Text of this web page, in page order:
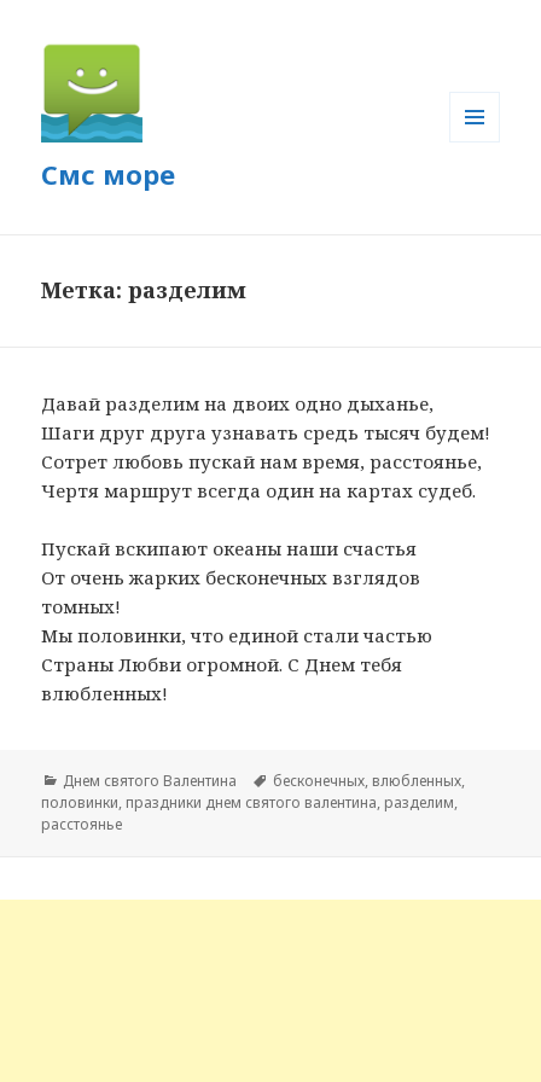
Смс море
Метка: разделим
Давай разделим на двоих одно дыханье,
Шаги друг друга узнавать средь тысяч будем!
Сотрет любовь пускай нам время, расстоянье,
Чертя маршрут всегда один на картах судеб.
Пускай вскипают океаны наши счастья
От очень жарких бесконечных взглядов
томных!
Мы половинки, что единой стали частью
Страны Любви огромной. С Днем тебя
влюбленных!
Рубрики
Днем святого Валентина Метки
бесконечных, влюбленных,
половинки, праздники днем святого валентина, разделим,
расстоянье